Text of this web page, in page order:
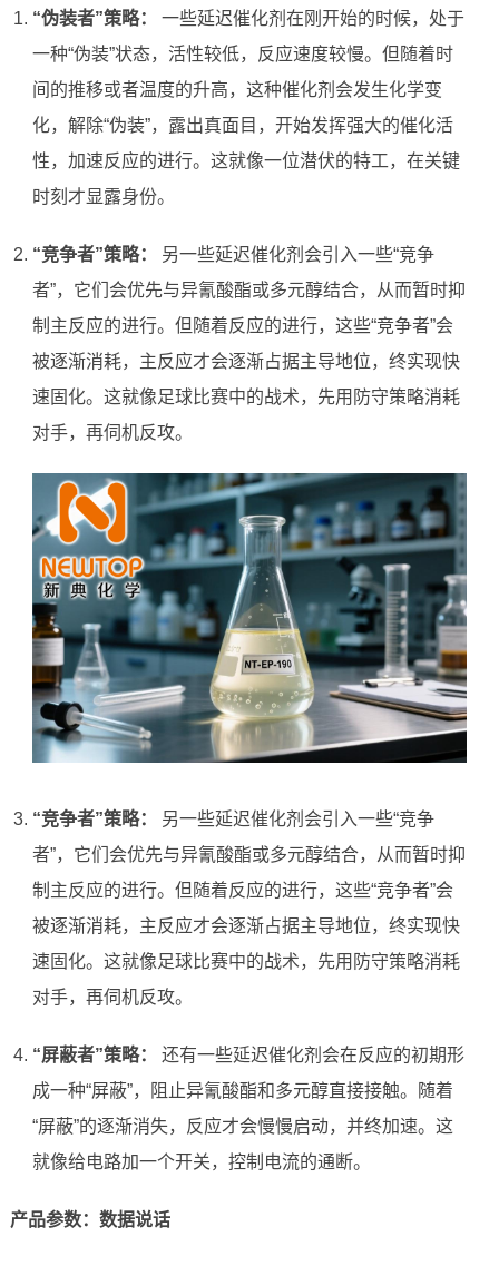
“伪装者”策略：
一些延迟催化剂在刚开始的时候，处于
一种“伪装”状态，活性较低，反应速度较慢。但随着时
间的推移或者温度的升高，这种催化剂会发生化学变
化，解除“伪装”，露出真面目，开始发挥强大的催化活
性，加速反应的进行。这就像一位潜伏的特工，在关键
时刻才显露身份。
“竞争者”策略：
另一些延迟催化剂会引入一些“竞争
者”，它们会优先与异氰酸酯或多元醇结合，从而暂时抑
制主反应的进行。但随着反应的进行，这些“竞争者”会
被逐渐消耗，主反应才会逐渐占据主导地位，终实现快
速固化。这就像足球比赛中的战术，先用防守策略消耗
对手，再伺机反攻。
“竞争者”策略：
另一些延迟催化剂会引入一些“竞争
者”，它们会优先与异氰酸酯或多元醇结合，从而暂时抑
制主反应的进行。但随着反应的进行，这些“竞争者”会
被逐渐消耗，主反应才会逐渐占据主导地位，终实现快
速固化。这就像足球比赛中的战术，先用防守策略消耗
对手，再伺机反攻。
“屏蔽者”策略：
还有一些延迟催化剂会在反应的初期形
成一种“屏蔽”，阻止异氰酸酯和多元醇直接接触。随着
“屏蔽”的逐渐消失，反应才会慢慢启动，并终加速。这
就像给电路加一个开关，控制电流的通断。
产品参数：数据说话